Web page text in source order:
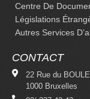
Centre De
Législations
Autres Services
CONTACT
22 Rue du
1000 Bruxelles